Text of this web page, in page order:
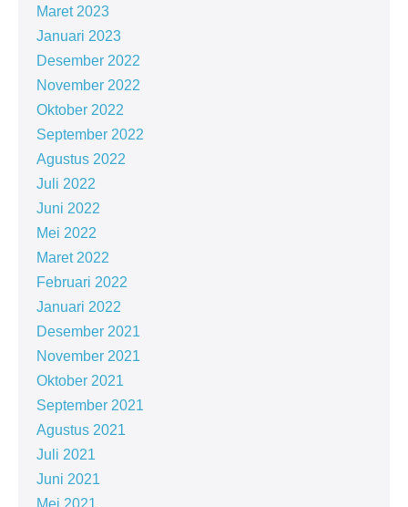
Maret 2023
Januari 2023
Desember 2022
November 2022
Oktober 2022
September 2022
Agustus 2022
Juli 2022
Juni 2022
Mei 2022
Maret 2022
Februari 2022
Januari 2022
Desember 2021
November 2021
Oktober 2021
September 2021
Agustus 2021
Juli 2021
Juni 2021
Mei 2021